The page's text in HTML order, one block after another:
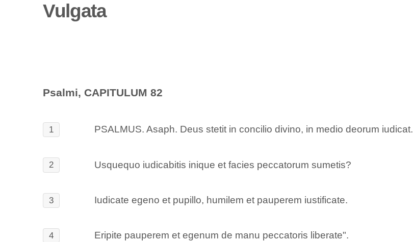
Vulgata
Psalmi, CAPITULUM 82
1 PSALMUS. Asaph. Deus stetit in concilio divino, in medio deorum iudicat.
2 Usquequo iudicabitis inique et facies peccatorum sumetis?
3 Iudicate egeno et pupillo, humilem et pauperem iustificate.
4 Eripite pauperem et egenum de manu peccatoris liberate".